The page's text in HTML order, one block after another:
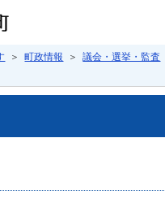
＞町政情報 ＞議会・選挙・監査